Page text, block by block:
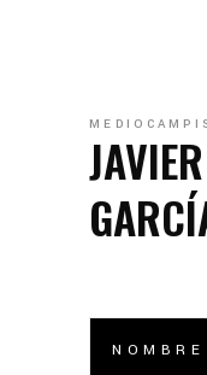
NOMBRE